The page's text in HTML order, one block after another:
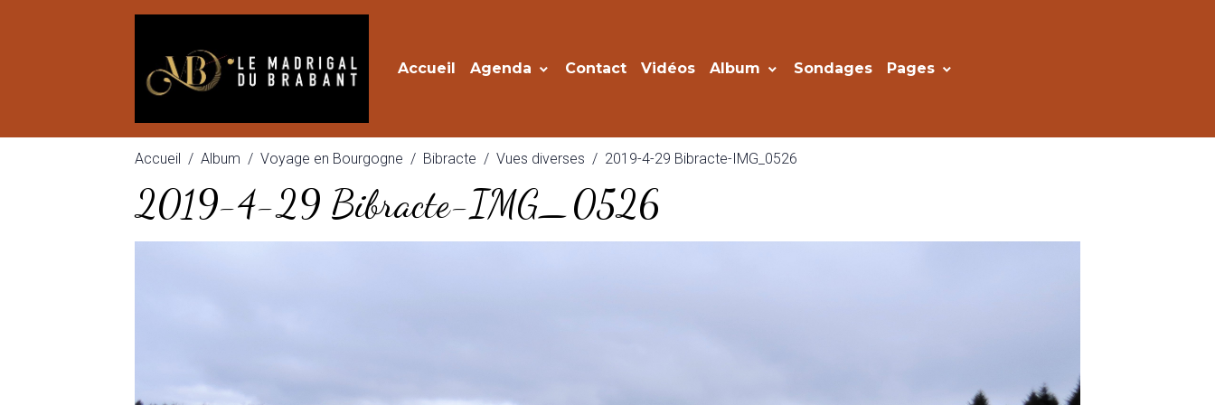
Accueil Agenda Contact Vidéos Album Sondages Pages
Accueil Album Voyage en Bourgogne Bibracte Vues diverses 2019-4-29 Bibracte-IMG_0526
2019-4-29 Bibracte-IMG_0526